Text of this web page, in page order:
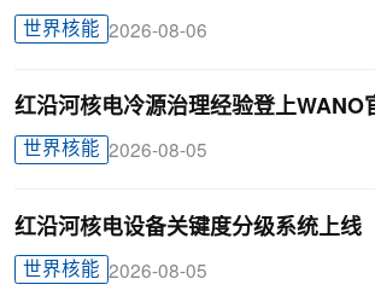
世界核能 2026-08-06
红沿河核电冷源治理经验登上WANO
世界核能 2026-08-05
红沿河核电设备关键度分级系统上线
世界核能 2026-08-05